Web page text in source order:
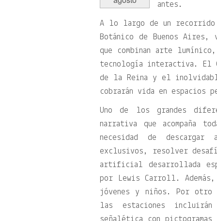
antes.
A lo largo de un recorrido
Botánico de Buenos
que combinan arte
tecnología interactiva. El
de la Reina y el
cobrarán vida en espacios
Uno de los grandes
narrativa que acompaña
necesidad de
exclusivos, resolver
artificial desarrollada
por Lewis Carroll.
jóvenes y niños. Por otro
las estaciones incluirán